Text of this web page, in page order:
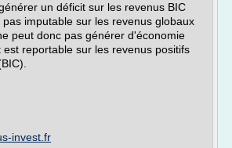
un déficit sur les revenus BIC
imputable sur les revenus globaux
peut donc pas générer d'économie
est reportable sur les revenus positifs
invest.fr